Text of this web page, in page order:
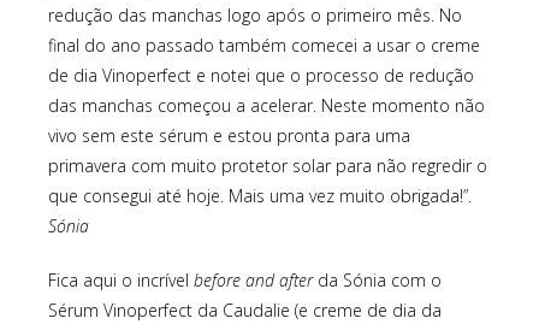
redução das manchas logo após o primeiro mês. No
final do ano passado também comecei a usar o creme
de dia Vinoperfect e notei que o processo de redução
das manchas começou a acelerar. Neste momento não
vivo sem este sérum e estou pronta para uma
primavera com muito protetor solar para não regredir o
que consegui até hoje. Mais uma vez muito obrigada!”.
Sónia
Fica aqui o incrível before and afterda Sónia com o
Sérum Vinoperfect da Caudalie (e creme de dia da